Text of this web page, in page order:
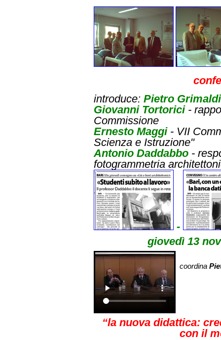
introduce: Pietro Grimaldi
Giovanni Tortorici-
Commissione
Ernesto Maggi- VII
Scienza e Istruzione"
Antonio Daddabbo -
fotogrammetria
-
giovedì 13
coordina
“la nuova didattica:
con il